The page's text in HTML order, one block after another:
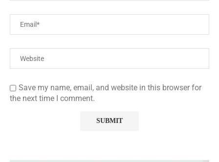
Save my name, email, and website in this browser for
the next time I comment.